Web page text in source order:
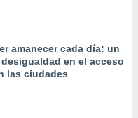
amanecer cada día: un
en el acceso
las ciudades